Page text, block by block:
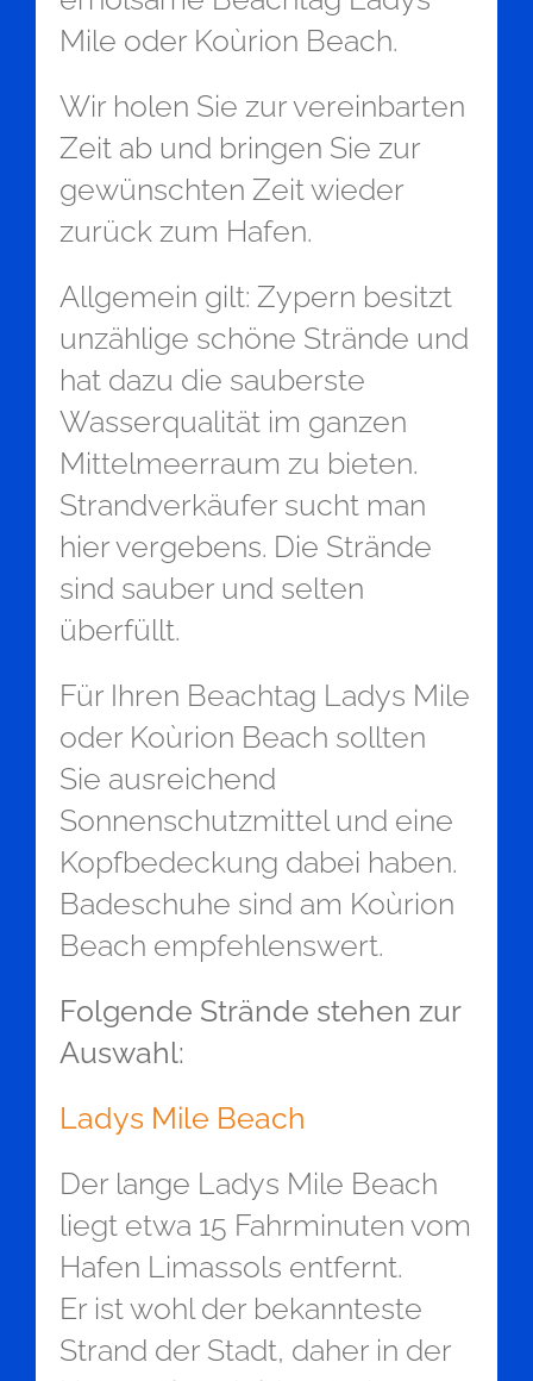
Mile oder Koùrion Beach.
Wir holen Sie zur vereinbarten
Zeit ab und bringen Sie zur
gewünschten Zeit wieder
zurück zum Hafen.
Allgemein gilt: Zypern besitzt
unzählige schöne Strände und
hat dazu die sauberste
Wasserqualität im ganzen
Mittelmeerraum zu bieten.
Strandverkäufer sucht man
hier vergebens. Die Strände
sind sauber und selten
überfüllt.
Für Ihren Beachtag Ladys Mile
oder Koùrion Beach sollten
Sie ausreichend
Sonnenschutzmittel und eine
Kopfbedeckung dabei haben.
Badeschuhe sind am Koùrion
Beach empfehlenswert.
Folgende Strände stehen zur
Auswahl:
Ladys Mile Beach
Der lange Ladys Mile Beach
liegt etwa 15 Fahrminuten vom
Hafen Limassols entfernt.
Er ist wohl der bekannteste
Strand der Stadt, daher in der